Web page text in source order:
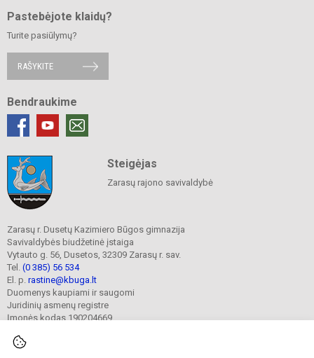
Pastebėjote klaidų?
Turite pasiūlymų?
RAŠYKITE
Bendraukime
Steigėjas
Zarasų rajono savivaldybė
Zarasų r. Dusetų Kazimiero Būgos gimnazija
Savivaldybės biudžetinė įstaiga
Vytauto g. 56, Dusetos, 32309 Zarasų r. sav.
Tel. (0 385) 56 534
El. p. rastine@kbuga.lt
Duomenys kaupiami ir saugomi
Juridinių asmenų registre
Įmonės kodas 190204669